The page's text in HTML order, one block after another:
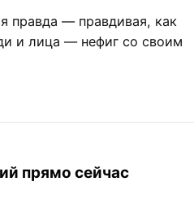
правда — правдивая, как
и лица — нефиг со своим
прямо сейчас